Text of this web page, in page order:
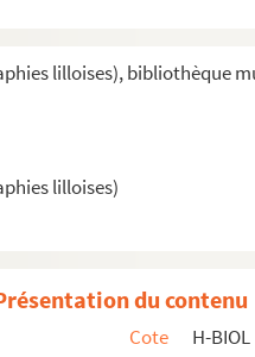
lilloises), bibliothèque
lilloises)
maire
du contenu
Cote
H-BIOL